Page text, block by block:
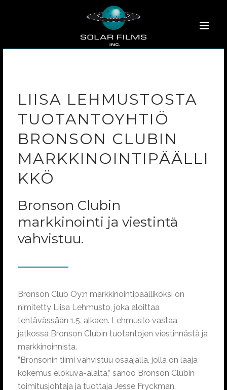
LIISA LEHMUSTOSTA
TUOTANTOYHTIÖ
BRONSON CLUBIN
MARKKINOINTIPÄÄLLI
KKÖ
Bronson Clubin
markkinointi ja viestintä
vahvistuu.
Bronson Club Oy:n markkinointipäälliköksi on
nimitetty Liisa Lehmusto, joka aloittaa
tehtävässään 1.5. alkaen. Lehmusto vastaa
jatkossa Bronson Clubin tuotantojen viestinnästä ja
markkinoinnista.
”Bronsonin tiimi vahvistuu osaajalla, jolla on laaja
kokemus elokuva-alalta,” sanoo Bronson Clubin
toimitusjohtaja ja tuottaja Jesse Fryckman.